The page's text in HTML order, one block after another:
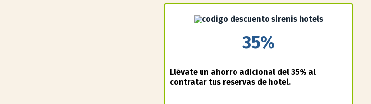
35%
Llévate un ahorro adicional del 35% al
contratar tus reservas de hotel.